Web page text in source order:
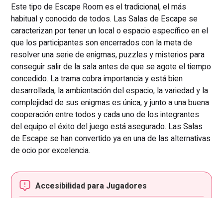
Este tipo de Escape Room es el tradicional, el más
habitual y conocido de todos. Las Salas de Escape se
caracterizan por tener un local o espacio específico en el
que los participantes son encerrados con la meta de
resolver una serie de enigmas, puzzles y misterios para
conseguir salir de la sala antes de que se agote el tiempo
concedido. La trama cobra importancia y está bien
desarrollada, la ambientación del espacio, la variedad y la
complejidad de sus enigmas es única, y junto a una buena
cooperación entre todos y cada uno de los integrantes
del equipo el éxito del juego está asegurado. Las Salas
de Escape se han convertido ya en una de las alternativas
de ocio por excelencia.
Accesibilidad para Jugadores